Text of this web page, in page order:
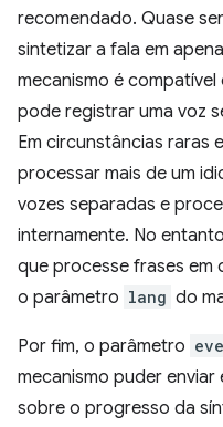
recomendado. Quase
sintetizar a fala em
mecanismo é compatível
pode registrar uma voz
Em circunstâncias raras
processar mais de um
vozes separadas e
internamente. No
que processe frases em
o parâmetro lang do
Por fim, o parâmetro
mecanismo puder
sobre o progresso da